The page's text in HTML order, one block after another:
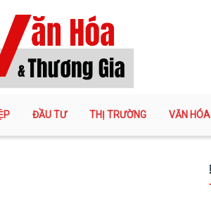
ĐẦU TƯ THỊ TRƯỜNG VĂN HÓA